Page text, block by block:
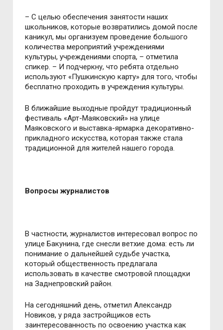
– С целью обеспечения занятости наших
школьников, которые возвратились домой после
каникул, мы организуем проведение большого
количества мероприятий учреждениями
культуры, учреждениями спорта, – отметила
спикер. – И подчеркну, что ребята отдельно
используют «Пушкинскую карту» для того, чтобы
бесплатно проходить в учреждения культуры.
В ближайшие выходные пройдут традиционный
фестиваль «Арт-Маяковский» на улице
Маяковского и выставка-ярмарка декоративно-
прикладного искусства, которая также стала
традиционной для жителей нашего города.
Вопросы журналистов
В частности, журналистов интересовал вопрос по
улице Бакунина, где снесли ветхие дома: есть ли
понимание о дальнейшей судьбе участка,
который общественность предлагала
использовать в качестве смотровой площадки
на Заднепровский район.
На сегодняшний день, отметил Александр
Новиков, у ряда застройщиков есть
заинтересованность по освоению участка как